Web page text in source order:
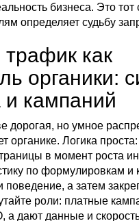
бизнеса. Это тот
определяет судьбу
как
органики:
и кампаний
дорогая, но умное
органике. Логика
в момент роста
по формулировкам и
поведение, а затем
роли: платные
а дают данные и